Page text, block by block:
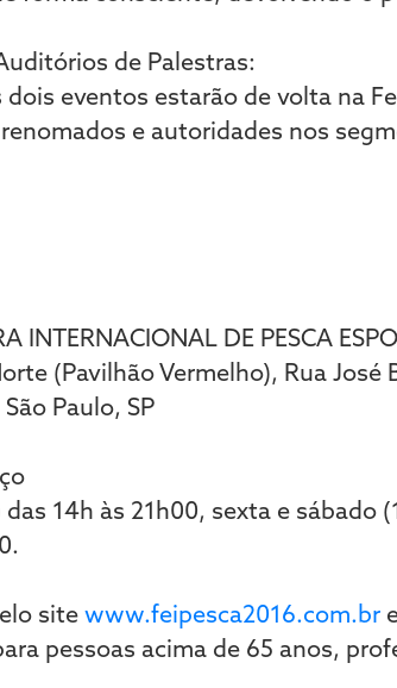
de Palestras:
dois eventos estarão de volta na
e autoridades nos
INTERNACIONAL DE PESCA
(Pavilhão Vermelho), Rua José
Paulo, SP
14h às 21h00, sexta e sábado
site www.feipesca2016.com.br
pessoas acima de 65 anos,